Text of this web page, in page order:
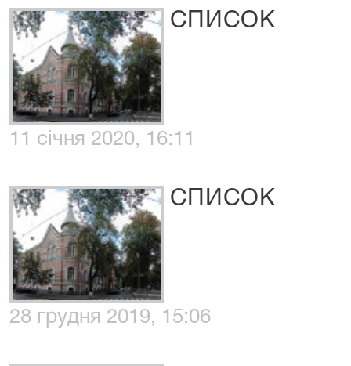
СПИСОК
11 січня 2020, 16:11
СПИСОК
28 грудня 2019, 15:06